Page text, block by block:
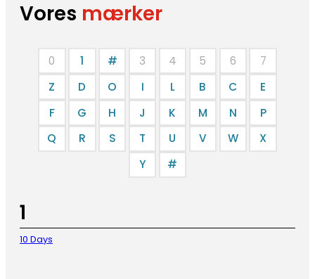
Vores mærker
0 1 # 3 4 5 6
7
Z
D O I L B C
E
F
G H J K M N
P
Q
R S T U V W
X
Y
#
1
10 Days